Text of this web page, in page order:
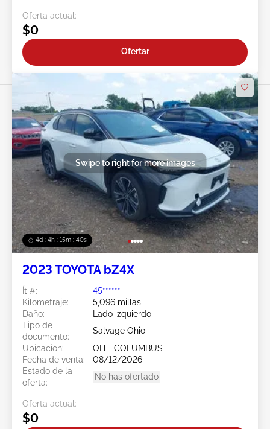
Oferta actual:
$0
Ofertar
4d : 4h : 15m : 38s
Swipe to right for more images
2023 TOYOTA bZ4X
Ít #:
45******
Kilometraje:
5,096 millas
Daño:
Lado izquierdo
Tipo de
documento:
Salvage Ohio
Ubicación:
OH - COLUMBUS
Fecha de venta:
08/12/2026
Estado de la
oferta:
No has ofertado
Oferta actual:
$0